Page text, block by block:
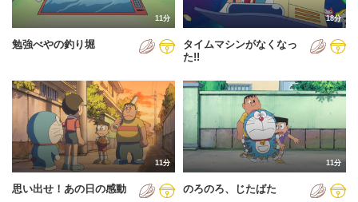
あいうえお順(降順)
動画が長い順
動画が短い順
2007年
2008年
2011年
2012年
2013年
11分
勉強べやの釣り堀
18分
タイムマシンがなくなっ
た!!
11分
思い出せ！あの日の感動
11分
のろのろ、じたばた